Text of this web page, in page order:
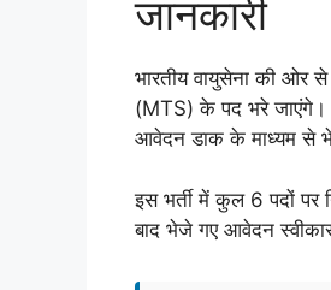
जानकारी
भारतीय वायुसेना की ओर
(MTS) के पद भरे जाएंगे।
आवेदन डाक के माध्यम से
इस भर्ती में कुल 6 पदों
बाद भेजे गए आवेदन